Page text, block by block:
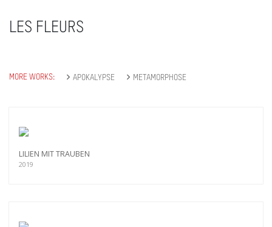
LES FLEURS
MORE WORKS: APOKALYPSE METAMORPHOSE
LILIEN MIT TRAUBEN
2019